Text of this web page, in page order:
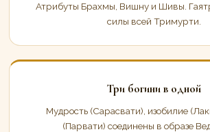
Атрибуты Брахмы, Вишну и Шивы.
силы всей Тримурти.
Три богини в одной
Мудрость (Сарасвати), изобилие
(Парвати) соединены в образе